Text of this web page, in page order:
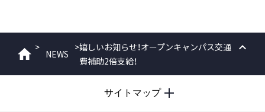
ホーム
>
NEWS
>嬉しいお知らせ！オープンキャンパス交通
費補助2倍支給！
サイトマップ